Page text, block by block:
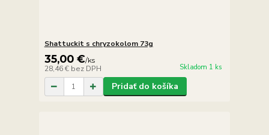
Shattuckit s chryzokolom 73g
35,00 €/ks
28,46 € bez DPH Skladom 1 ks
Pridať do košíka